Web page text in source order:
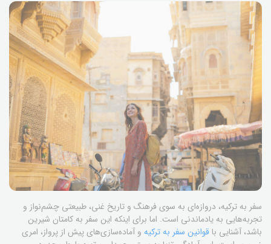
سفر به ترکیه، دروازه‌ای به سوی فرهنگ و تاریخ غنی، طبیعتی چشم‌نواز و
تجربه‌هایی به یادماندنی است. اما برای اینکه این سفر به کامتان شیرین
باشد، آشنایی باقوانین سفر به ترکیه و آماده‌سازی‌های پیش از پرواز، امری